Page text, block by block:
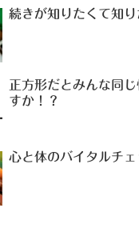
続きが知りたくて知り
正方形だとみんな同
すか！？
心と体のバイタルチェ